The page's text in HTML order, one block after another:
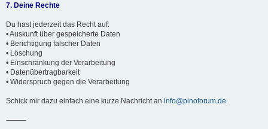
7. Deine Rechte
Du hast jederzeit das Recht auf:
• Auskunft über gespeicherte Daten
• Berichtigung falscher Daten
• Löschung
• Einschränkung der Verarbeitung
• Datenübertragbarkeit
• Widerspruch gegen die Verarbeitung
Schick mir dazu einfach eine kurze Nachricht an info@pinoforum.de.
⸻